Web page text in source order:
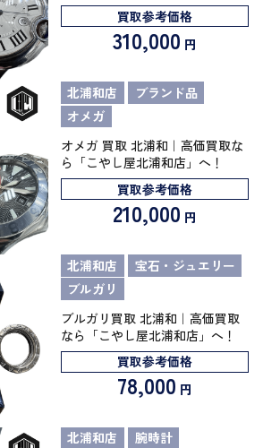
買取参考価格
310,000 円
北浦和店
ブランド品
オメガ
オメガ 買取 北浦和｜高価買取な
ら「こやし屋北浦和店」へ！
買取参考価格
210,000 円
北浦和店
宝石・ジュエリー
ブルガリ
ブルガリ買取 北浦和｜高価買取
なら「こやし屋北浦和店」へ！
買取参考価格
78,000 円
北浦和店
腕時計